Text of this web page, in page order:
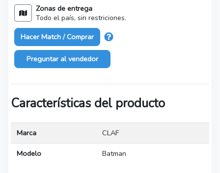
Zonas de entrega
Todo el país, sin restriciones.
Hacer Match / Comprar
Preguntar al vendedor
Características del producto
Marca CLAF
Modelo Batman